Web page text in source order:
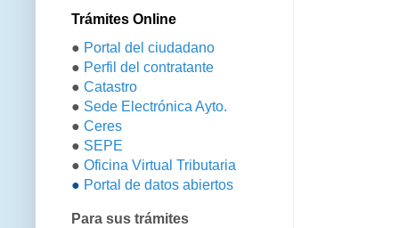
Trámites Online
● Portal del ciudadano
● Perfil del contratante
● Catastro
● Sede Electrónica Ayto.
● Ceres
● SEPE
● Oficina Virtual Tributaria
● Portal de datos abiertos
Para sus trámites